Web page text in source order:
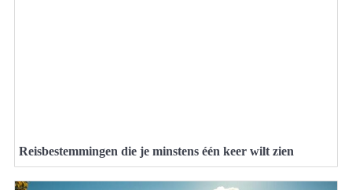
Reisbestemmingen die je minstens één keer wilt zien